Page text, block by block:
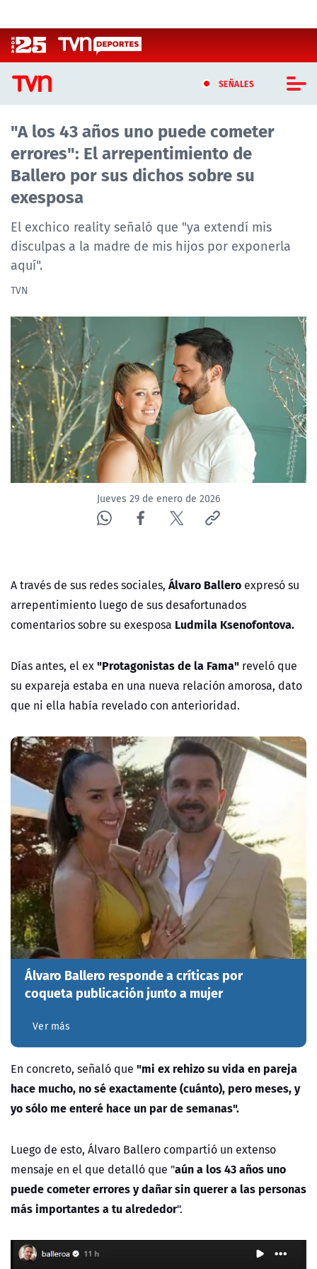
SEÑALES
CASTING MASTERCHEF CHILE
CASTING TVN VERTICAL
TVN VERTICAL
TVN PLAY
PROGRAMAS
TELESERIES
NTV
ACTUALIDAD Y TENDENCIAS
CORPORATIVO Y TRANSPARENCIA
CANAL DE DENUNCIAS
ÁREA DE PROYECTOS
"A los 43 años uno puede cometer
errores": El arrepentimiento de
Ballero por sus dichos sobre su
exesposa
El exchico reality señaló que "ya extendí mis
disculpas a la madre de mis hijos por exponerla
aquí".
TVN
Jueves 29 de enero de 2026
A través de sus redes sociales, Álvaro Ballero expresó su
arrepentimiento luego de sus desafortunados
comentarios sobre su exesposa Ludmila Ksenofontova.
Días antes, el ex"Protagonistas de la Fama" reveló que
su expareja estaba en una nueva relación amorosa, dato
que ni ella había revelado con anterioridad.
Álvaro Ballero responde a críticas por
coqueta publicación junto a mujer
Ver más
En concreto, señaló que "mi ex rehizo su vida en pareja
hace mucho, no sé exactamente (cuánto), pero meses, y
yo sólo me enteré hace un par de semanas".
Luego de esto, Álvaro Ballero compartió un extenso
mensaje en el que detalló que "aún a los 43 años uno
puede cometer errores y dañar sin querer a las personas
más importantes a tu alrededor".